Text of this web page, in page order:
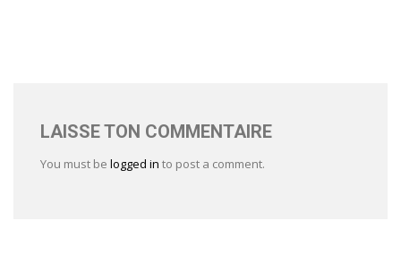
LAISSE TON COMMENTAIRE
You must be logged in to post a comment.